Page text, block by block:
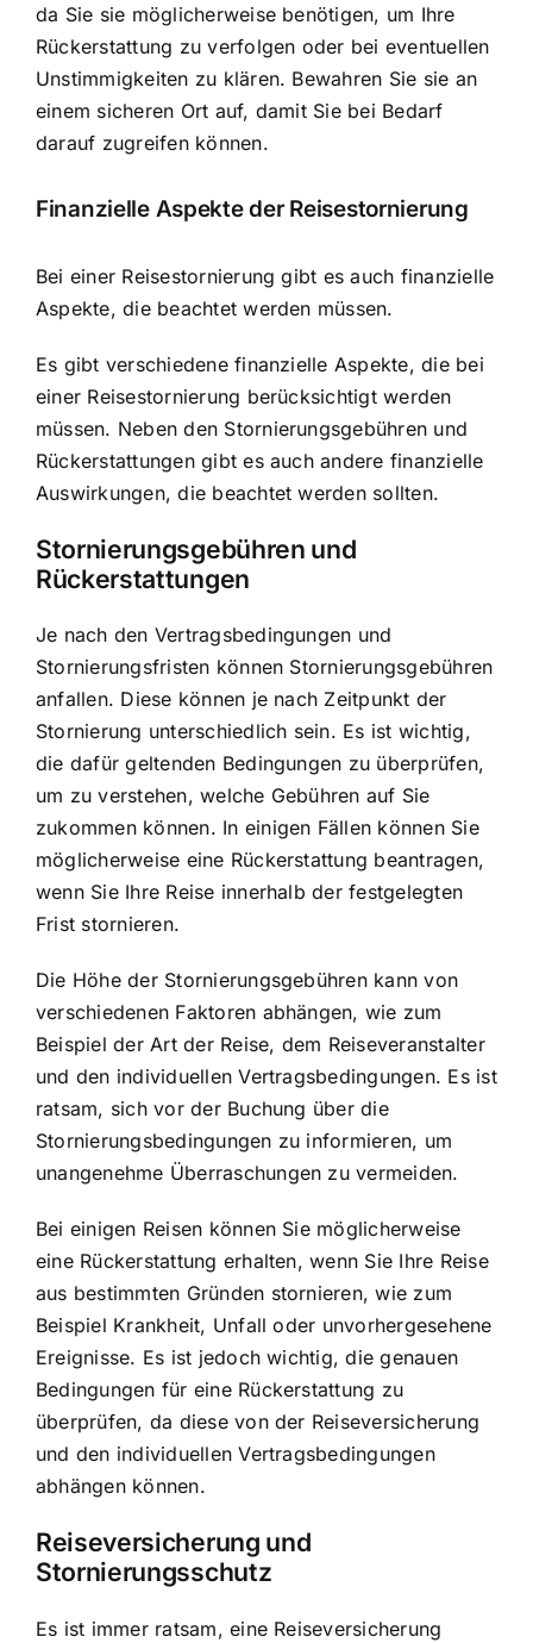
da Sie sie möglicherweise benötigen, um Ihre
Rückerstattung zu verfolgen oder bei eventuellen
Unstimmigkeiten zu klären. Bewahren Sie sie an
einem sicheren Ort auf, damit Sie bei Bedarf
darauf zugreifen können.
Finanzielle Aspekte der Reisestornierung
Bei einer Reisestornierung gibt es auch finanzielle
Aspekte, die beachtet werden müssen.
Es gibt verschiedene finanzielle Aspekte, die bei
einer Reisestornierung berücksichtigt werden
müssen. Neben den Stornierungsgebühren und
Rückerstattungen gibt es auch andere finanzielle
Auswirkungen, die beachtet werden sollten.
Stornierungsgebühren und
Rückerstattungen
Je nach den Vertragsbedingungen und
Stornierungsfristen können Stornierungsgebühren
anfallen. Diese können je nach Zeitpunkt der
Stornierung unterschiedlich sein. Es ist wichtig,
die dafür geltenden Bedingungen zu überprüfen,
um zu verstehen, welche Gebühren auf Sie
zukommen können. In einigen Fällen können Sie
möglicherweise eine Rückerstattung beantragen,
wenn Sie Ihre Reise innerhalb der festgelegten
Frist stornieren.
Die Höhe der Stornierungsgebühren kann von
verschiedenen Faktoren abhängen, wie zum
Beispiel der Art der Reise, dem Reiseveranstalter
und den individuellen Vertragsbedingungen. Es ist
ratsam, sich vor der Buchung über die
Stornierungsbedingungen zu informieren, um
unangenehme Überraschungen zu vermeiden.
Bei einigen Reisen können Sie möglicherweise
eine Rückerstattung erhalten, wenn Sie Ihre Reise
aus bestimmten Gründen stornieren, wie zum
Beispiel Krankheit, Unfall oder unvorhergesehene
Ereignisse. Es ist jedoch wichtig, die genauen
Bedingungen für eine Rückerstattung zu
überprüfen, da diese von der Reiseversicherung
und den individuellen Vertragsbedingungen
abhängen können.
Reiseversicherung und
Stornierungsschutz
Es ist immer ratsam, eine Reiseversicherung